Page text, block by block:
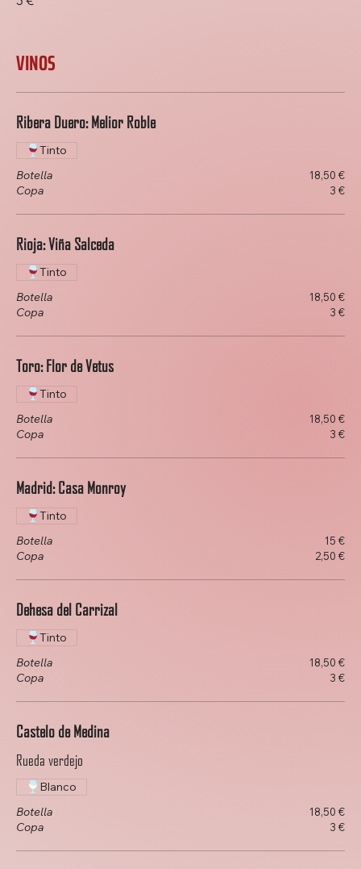
VINOS
Ribera Duero: Melior Roble
Botella 18,50 €
Copa 3 €
Tinto
Rioja: Viña Salceda
Botella 18,50 €
Copa 3 €
Tinto
Toro: Flor de Vetus
Botella 18,50 €
Copa 3 €
Tinto
Madrid: Casa Monroy
Botella 15 €
Copa 2,50 €
Tinto
Dehesa del Carrizal
Botella 18,50 €
Copa 3 €
Tinto
Castelo de Medina
Rueda verdejo
Botella 18,50 €
Copa 3 €
Blanco